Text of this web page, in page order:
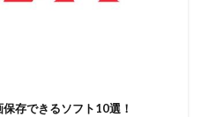
存できるソフト10選！